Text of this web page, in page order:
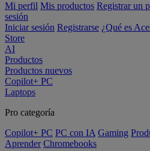
Mi perfil Mis productos Registrar un
sesión
Iniciar sesión Registrarse ¿Qué es
Store
AI
Productos
Productos nuevos
Copilot+ PC
Laptops
Pro categoría
Copilot+ PC PC con IA Gaming
Aprender Chromebooks